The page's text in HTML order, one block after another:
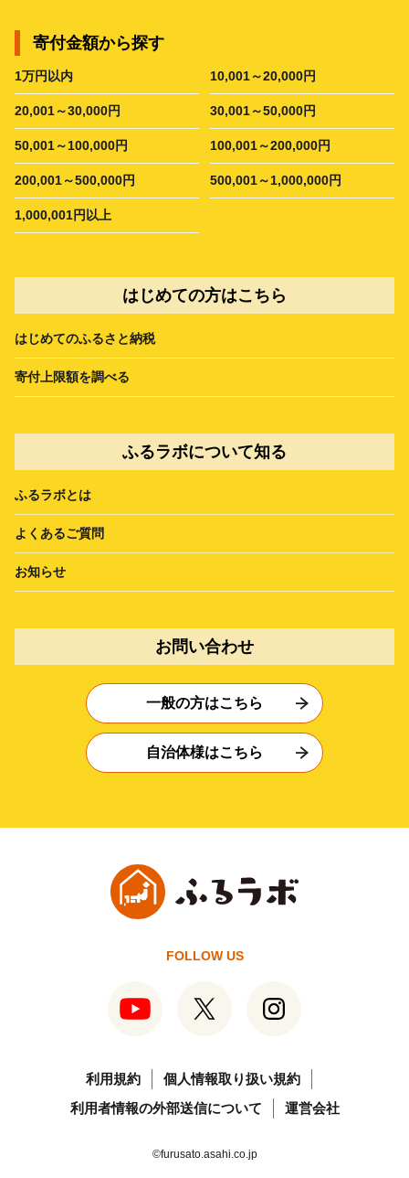
寄付金額から探す
1万円以内 10,001～20,000円
20,001～30,000円 30,001～50,000円
50,001～100,000円 100,001～200,000円
200,001～500,000円 500,001～1,000,000円
1,000,001円以上
はじめての方はこちら
はじめてのふるさと納税
寄付上限額を調べる
ふるラボについて知る
ふるラボとは
よくあるご質問
お知らせ
お問い合わせ
一般の方はこちら
自治体様はこちら
FOLLOW US
利用規約
個人情報取り扱い規約
利用者情報の外部送信について
運営会社
©furusato.asahi.co.jp